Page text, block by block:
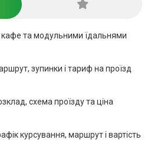
та модульними їдальнями
зупинки і тариф на проїзд
схема проїзду та ціна
курсування, маршрут і вартість